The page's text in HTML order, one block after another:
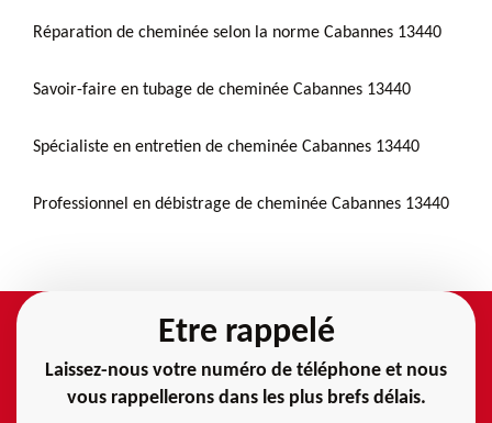
Réparation de cheminée selon la norme Cabannes 13440
Savoir-faire en tubage de cheminée Cabannes 13440
Spécialiste en entretien de cheminée Cabannes 13440
Professionnel en débistrage de cheminée Cabannes 13440
Etre rappelé
Laissez-nous votre numéro de téléphone et nous
vous rappellerons dans les plus brefs délais.